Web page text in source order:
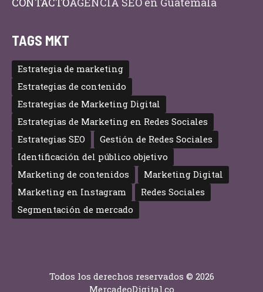
TAGS MKT
Estrategia de marketing
Estrategias de contenido
Estrategias de Marketing Digital
Estrategias de Marketing en Redes Sociales
Estrategias SEO
Gestión de Redes Sociales
Identificación del público objetivo
Marketing de contenidos
Marketing Digital
Marketing en Instagram
Redes Sociales
Segmentación de mercado
Todos los derechos reservados © 2026
MercadeoDigital.co